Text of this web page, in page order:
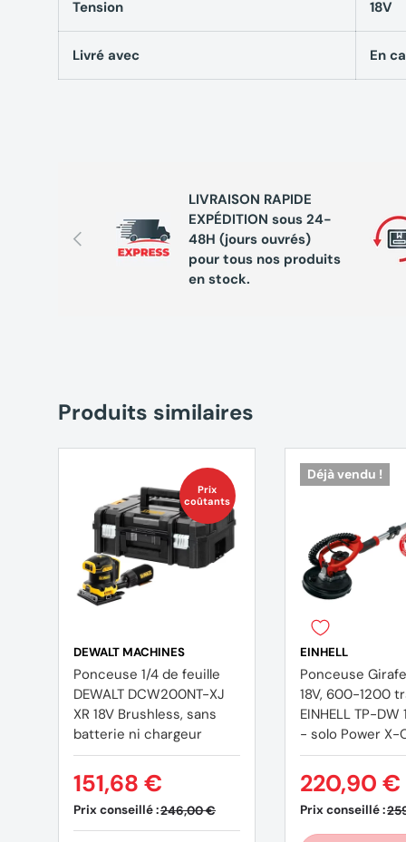
Source d’alimentation : Batterie
Longueur du produit : 1.6 mm
Tension 18V
Livré avec En
Précédent
LIVRAISON RAPIDE
EXPÉDITION sous 24-
48H (jours ouvrés)
pour tous nos produits
en stock.
Produits similaires
Prix
coûtants
DEWALT MACHINES
Ponceuse 1/4 de feuille
DEWALT DCW200NT-XJ
XR 18V Brushless, sans
batterie ni chargeur
Prix conseillé :246,00 €
151,68 €
Déjà vendu !
EINHELL
Ponceuse
18V, 600-1200
EINHELL TP-DW
- solo Power X-
(vendu sans
Prix conseillé :
220,90 €